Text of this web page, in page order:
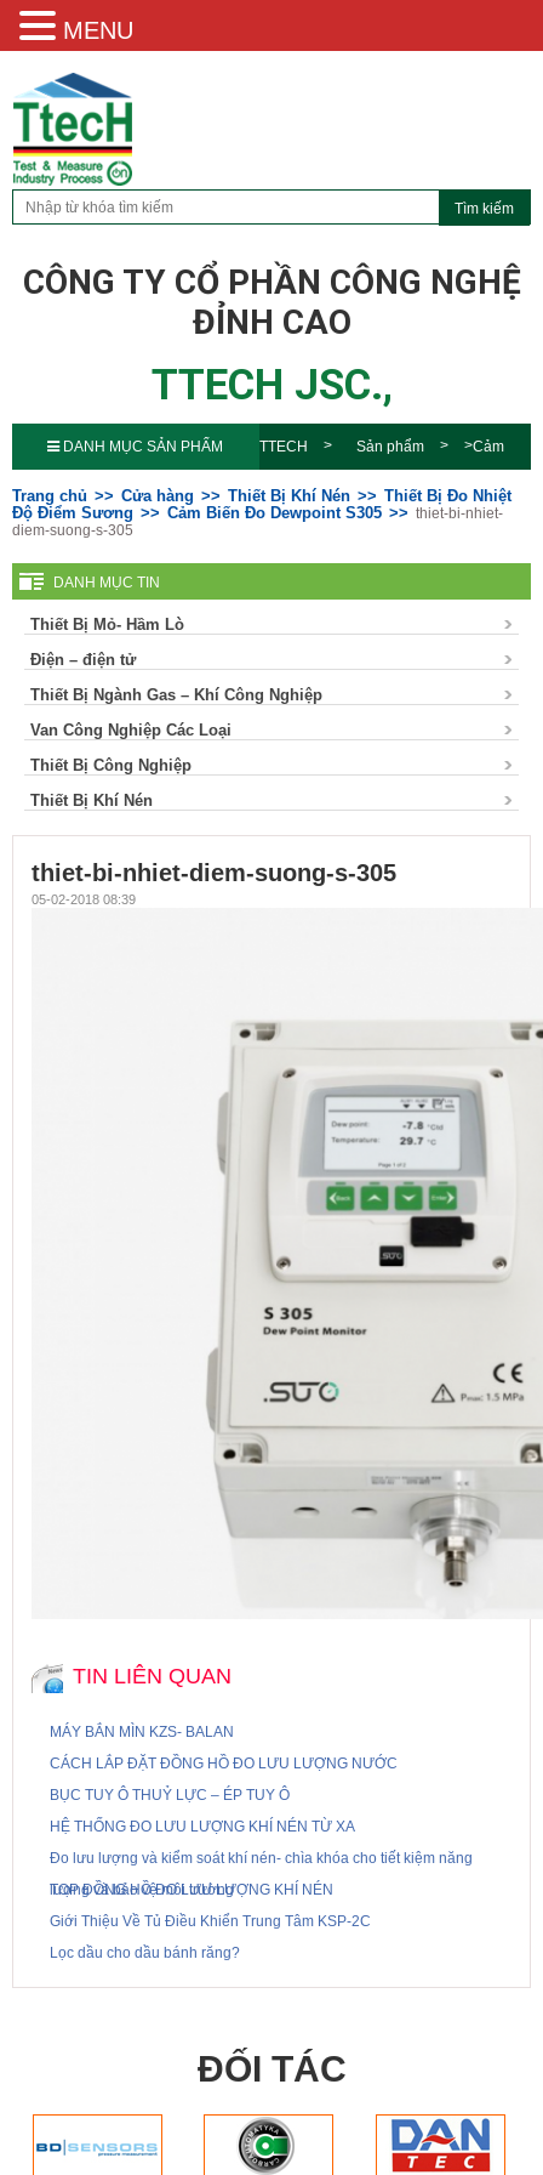
CÔNG TY CỔ PHẦN CÔNG NGHỆ
ĐỈNH CAO
TTECH JSC.,
DANH MỤC SẢN PHẨM TTECH Sản phẩm Cảm
Biến Đo Dewpoint S305 thiet-bi-
Trang chủ Cửa hàng Thiết Bị Khí Nén
Thiết Bị Đo Nhiệt
Độ Điểm Sương
Cảm Biến Đo Dewpoint S305
thiet-bi-nhiet-
diem-suong-s-305
DANH MỤC TIN
Thiết Bị Mỏ- Hầm Lò
Điện – điện tử
Thiết Bị Ngành Gas – Khí Công Nghiệp
Van Công Nghiệp Các Loại
Thiết Bị Công Nghiệp
Thiết Bị Khí Nén
thiet-bi-nhiet-diem-suong-s-305
05-02-2018 08:39
TIN LIÊN QUAN
MÁY BẮN MÌN KZS- BALAN
CÁCH LẮP ĐẶT ĐỒNG HỒ ĐO LƯU LƯỢNG NƯỚC
BỤC TUY Ô THUỶ LỰC – ÉP TUY Ô
HỆ THỐNG ĐO LƯU LƯỢNG KHÍ NÉN TỪ XA
Đo lưu lượng và kiểm soát khí nén- chìa khóa cho tiết kiệm năng
lượng và bảo vệ môi trường
TOP ĐỒNG HỒ ĐO LƯU LƯỢNG KHÍ NÉN
Giới Thiệu Về Tủ Điều Khiển Trung Tâm KSP-2C
Lọc dầu cho dầu bánh răng?
ĐỐI TÁC
MENU